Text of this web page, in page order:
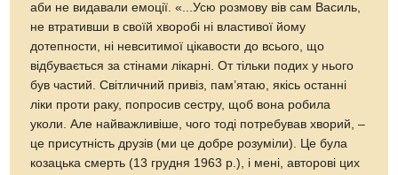
аби не видавали емоції. «...Усю розмову вів сам Василь,
не втративши в своїй хворобі ні властивої йому
дотепности, ні невситимої цікавости до всього, що
відбувається за стінами лікарні. От тільки подих у нього
був частий. Світличний привіз, пам’ятаю, якісь останні
ліки проти раку, попросив сестру, щоб вона робила
уколи. Але найважливіше, чого тоді потребував хворий, –
це присутність друзів (ми це добре розуміли). Це була
козацька смерть (13 грудня 1963 р.), і мені, авторові цих